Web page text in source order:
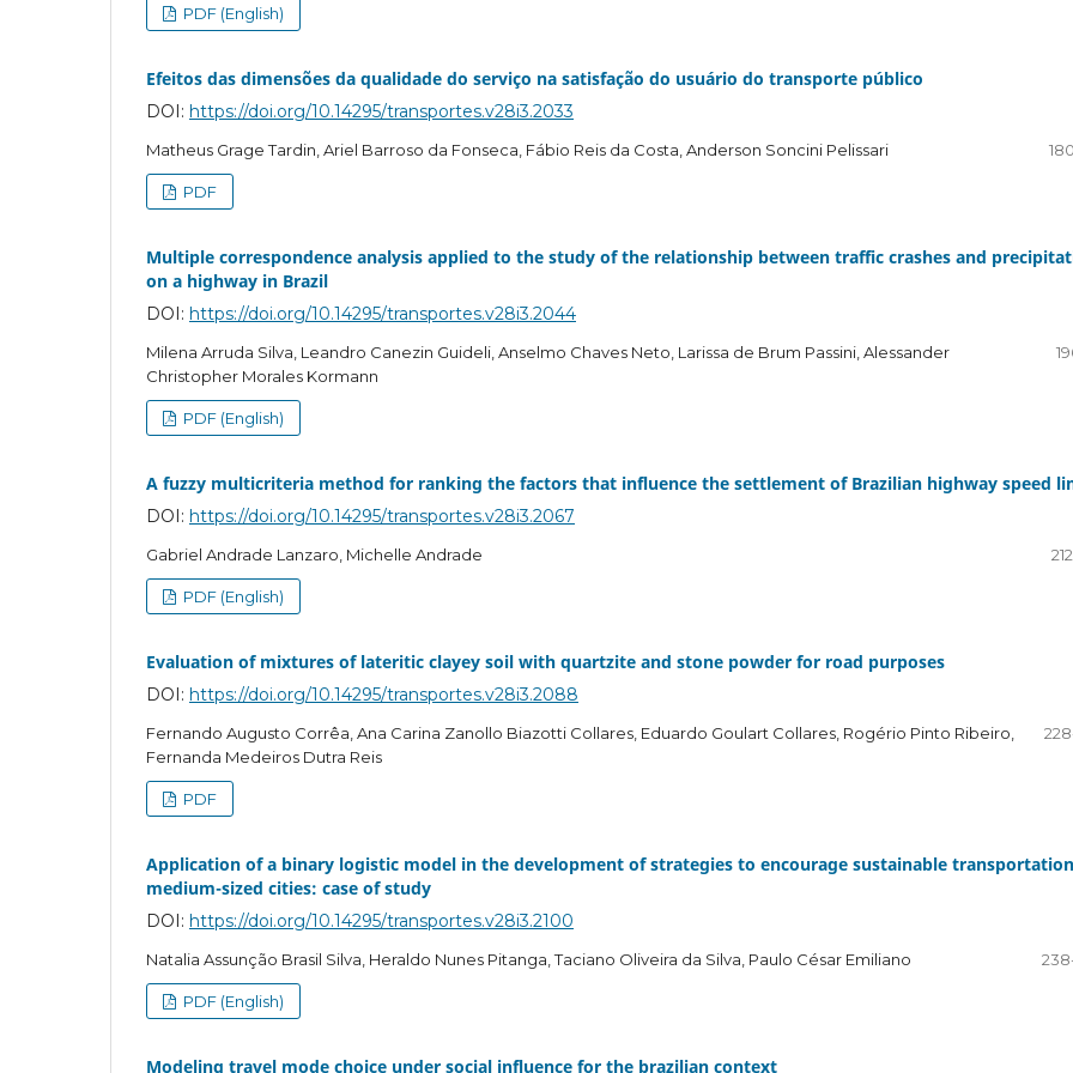
PDF (English)
Efeitos das dimensões da qualidade do serviço na satisfação do usuário do transporte público
DOI: https://doi.org/10.14295/transportes.v28i3.2033
Matheus Grage Tardin, Ariel Barroso da Fonseca, Fábio Reis da Costa, Anderson Soncini Pelissari
PDF
Multiple correspondence analysis applied to the study of the relationship between traffic crashes and
on a highway in Brazil
DOI: https://doi.org/10.14295/transportes.v28i3.2044
Milena Arruda Silva, Leandro Canezin Guideli, Anselmo Chaves Neto, Larissa de Brum Passini, Alessander
Christopher Morales Kormann
PDF (English)
A fuzzy multicriteria method for ranking the factors that influence the settlement of Brazilian highway speed
DOI: https://doi.org/10.14295/transportes.v28i3.2067
Gabriel Andrade Lanzaro, Michelle Andrade
PDF (English)
Evaluation of mixtures of lateritic clayey soil with quartzite and stone powder for road purposes
DOI: https://doi.org/10.14295/transportes.v28i3.2088
Fernando Augusto Corrêa, Ana Carina Zanollo Biazotti Collares, Eduardo Goulart Collares, Rogério Pinto Ribeiro,
Fernanda Medeiros Dutra Reis
PDF
Application of a binary logistic model in the development of strategies to encourage sustainable
medium-sized cities: case of study
DOI: https://doi.org/10.14295/transportes.v28i3.2100
Natalia Assunção Brasil Silva, Heraldo Nunes Pitanga, Taciano Oliveira da Silva, Paulo César Emiliano
PDF (English)
Modeling travel mode choice under social influence for the brazilian context